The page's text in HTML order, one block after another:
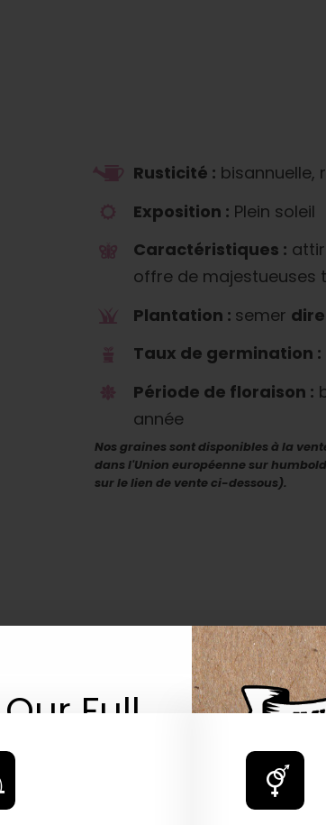
Rusticité : bisannuelle,
Exposition : Plein soleil
Caractéristiques :
offre de majestueuses
Plantation : semer
Taux de germination :
Période de floraison :
année
Nos graines sont disponibles à la
dans l'Union européenne sur
sur le lien de vente ci-dessous).
Are You Aged 18 Or Over?
Full
catalog. Plus, get 10% off